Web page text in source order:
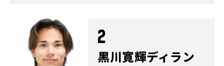
2
黒川寛輝ディラン